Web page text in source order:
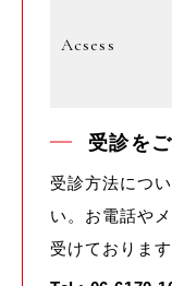
Acsess
受診を
受診方法につ
い。お電話や
受けております